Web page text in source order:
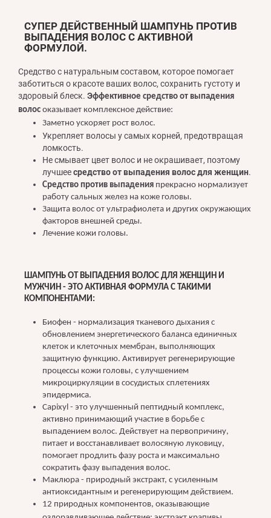
СУПЕР ДЕЙСТВЕННЫЙ ШАМПУНЬ ПРОТИВ
ВЫПАДЕНИЯ ВОЛОС С АКТИВНОЙ
ФОРМУЛОЙ.
Средство с натуральным составом, которое помогает
заботиться о красоте ваших волос, сохранить густоту и
здоровый блеск. Эффективное средство от выпадения
волос оказывает комплексное действие:
Заметно ускоряет рост волос.
Укрепляет волосы у самых корней, предотвращая
ломкость.
Не смывает цвет волос и не окрашивает, поэтому
лучшеесредство от выпадения волос для женщин.
Средство против выпадения прекрасно нормализует
работу сальных желез на коже головы.
Защита волос от ультрафиолета и других окружающих
факторов внешней среды.
Лечение кожи головы.
ШАМПУНЬ ОТ ВЫПАДЕНИЯ ВОЛОС ДЛЯ ЖЕНЩИН И
МУЖЧИН - ЭТО АКТИВНАЯ ФОРМУЛА С ТАКИМИ
КОМПОНЕНТАМИ:
Биофен - нормализация тканевого дыхания с
обновлением энергетического баланса единичных
клеток и клеточных мембран, выполняющих
защитную функцию. Активирует регенерирующие
процессы кожи головы, с улучшением
микроциркуляции в сосудистых сплетениях
эпидермиса.
Capixyl - это улучшенный пептидный комплекс,
активно принимающий участие в борьбе с
выпадением волос. Действует на первопричину,
питает и восстанавливает волосяную луковицу,
помогает продлить фазу роста и максимально
сократить фазу выпадения волос.
Маклюра - природный экстракт, с усиленным
антиоксидантным и регенерирующим действием.
12 природных компонентов, оказывающие